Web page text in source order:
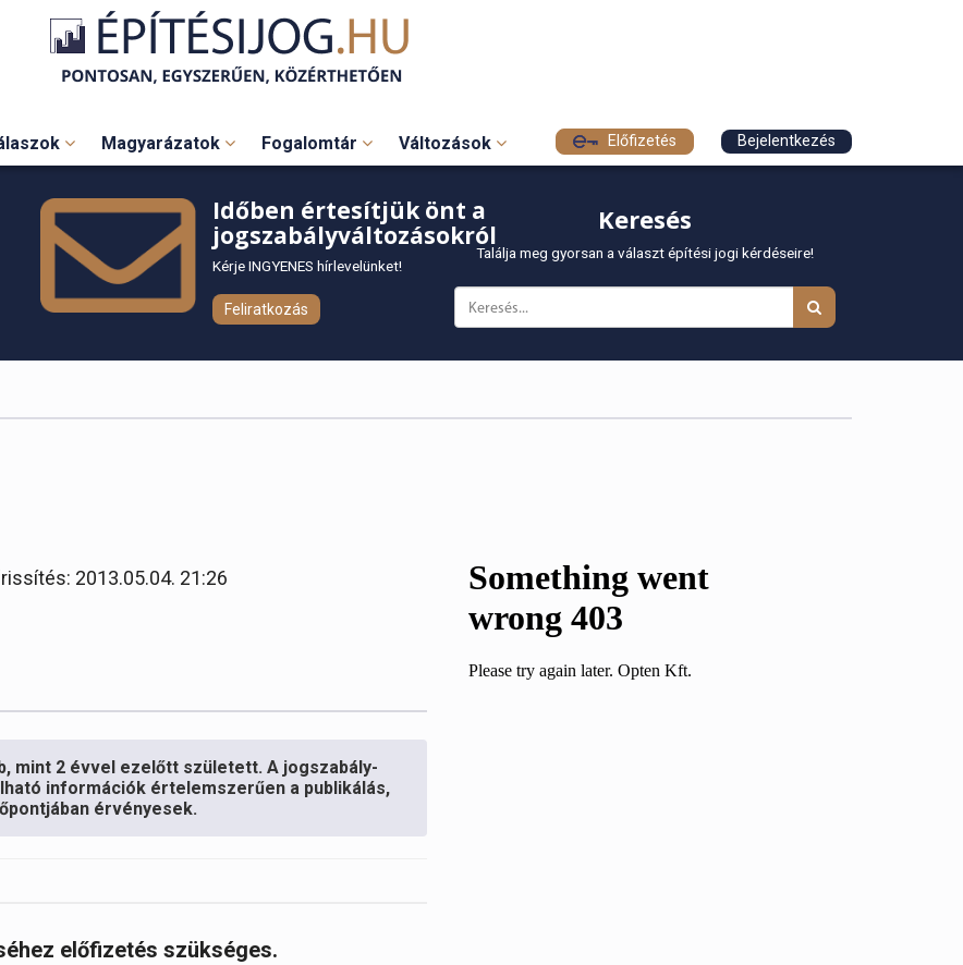
Magyarázatok Fogalomtár Változások Előfizetés Bejelentkezés
Időben értesítjük önt a
jogszabályváltozásokról
Kérje INGYENES hírlevelünket!
Feliratkozás
Keresés
Találja meg gyorsan a választ építési jogi kérdéseire!
2013.05.04. 21:26
mint 2 évvel ezelőtt született. A jogszabály-
információk értelemszerűen a publikálás,
érvényesek.
előfizetés szükséges.